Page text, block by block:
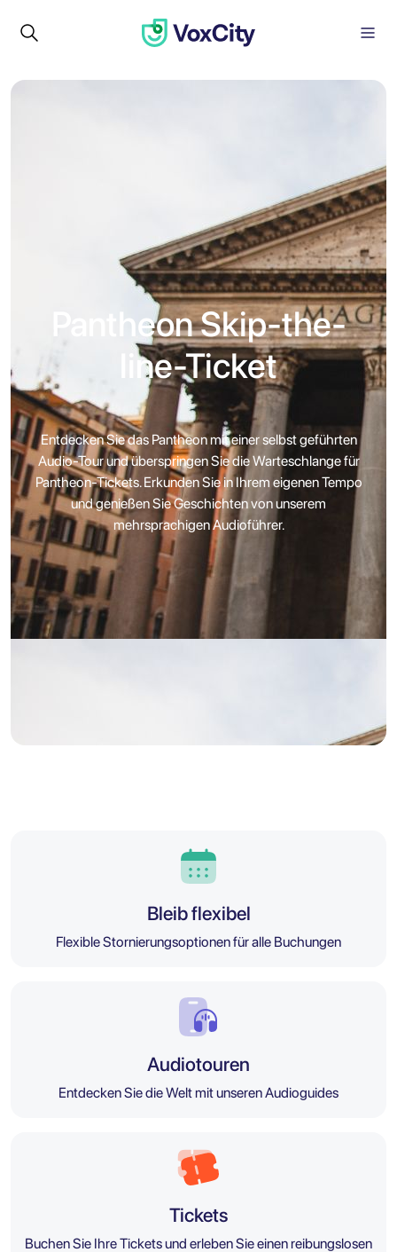
Pantheon Skip-the-
line-Ticket
Entdecken Sie das Pantheon mit einer selbst geführten
Audio-Tour und überspringen Sie die Warteschlange für
Pantheon-Tickets. Erkunden Sie in Ihrem eigenen Tempo
und genießen Sie Geschichten von unserem
mehrsprachigen Audioführer.
Bleib flexibel
Flexible Stornierungsoptionen für alle Buchungen
Audiotouren
Entdecken Sie die Welt mit unseren Audioguides
Tickets
Buchen Sie Ihre Tickets und erleben Sie einen reibungslosen